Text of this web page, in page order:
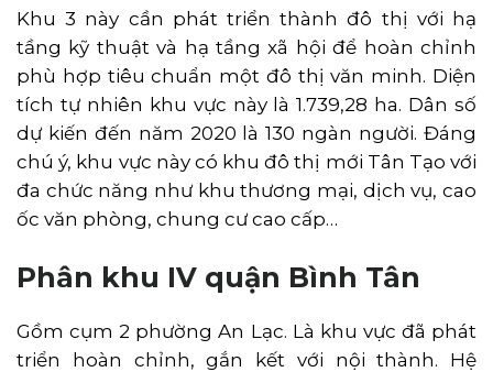
Khu 3 này cần phát triển thành đô thị với hạ
tầng kỹ thuật và hạ tầng xã hội để hoàn chỉnh
phù hợp tiêu chuẩn một đô thị văn minh. Diện
tích tự nhiên khu vực này là 1.739,28 ha. Dân số
dự kiến đến năm 2020 là 130 ngàn người. Đáng
chú ý, khu vực này có khu đô thị mới Tân Tạo với
đa chức năng như khu thương mại, dịch vụ, cao
ốc văn phòng, chung cư cao cấp…
Phân khu IV quận Bình Tân
Gồm cụm 2 phường An Lạc. Là khu vực đã phát
triển hoàn chỉnh, gắn kết với nội thành. Hệ